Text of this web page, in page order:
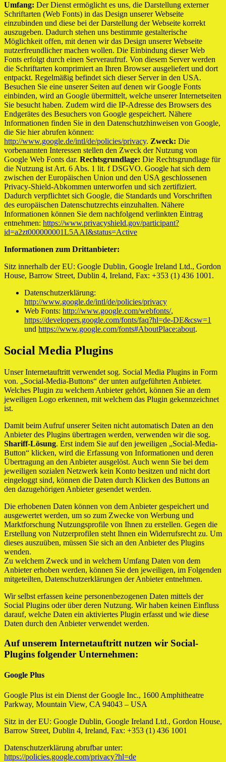
Umfang: Der Dienst ermöglicht es uns, die Darstellung externer
Schriftarten (Web Fonts) in das Design unserer Webseite
einzubinden und diese bei der Darstellung der Webseite korrekt
auszugeben. Dadurch stehen uns bestimmte gestalterische
Möglichkeit offen, mit denen wir das Design unserer Webseite
nutzerfreundlicher machen wollen. Die Einbindung dieser Web
Fonts erfolgt durch einen Serveraufruf. Von diesem Server werden
die Schriftarten komprimiert an Ihren Browser ausgeliefert und dort
entpackt. Regelmäßig befindet sich dieser Server in den USA.
Besuchen Sie eine unserer Seiten auf denen wir Google Fonts
einbinden, wird an Google übermittelt, welche unserer Internetseiten
Sie besucht haben. Zudem wird die IP-Adresse des Browsers des
Endgerätes des Besuchers von Google gespeichert. Nähere
Informationen finden Sie in den Datenschutzhinweisen von Google,
die Sie hier abrufen können:
http://www.google.de/intl/de/policies/privacy. Zweck: Die
vorbenannten Interessen stellen den Zweck der Nutzung von
Google Web Fonts dar. Rechtsgrundlage: Die Rechtsgrundlage für
die Nutzung ist Art. 6 Abs. 1 lit. f DSGVO. Google hat sich dem
zwischen der Europäischen Union und den USA geschlossenen
Privacy-Shield-Abkommen unterworfen und sich zertifiziert.
Dadurch verpflichtet sich Google, die Standards und Vorschriften
des europäischen Datenschutzrechts einzuhalten. Nähere
Informationen können Sie dem nachfolgend verlinkten Eintrag
entnehmen: https://www.privacyshield.gov/participant?
id=a2zt000000001L5AAI&status=Active
Informationen zum Drittanbieter:
Sitz innerhalb der EU: Google Dublin, Google Ireland Ltd., Gordon
House, Barrow Street, Dublin 4, Ireland, Fax: +353 (1) 436 1001.
Datenschutzerklärung:
http://www.google.de/intl/de/policies/privacy
Web Fonts: http://www.google.com/webfonts/,
https://developers.google.com/fonts/faq?hl=de-DE&csw=1
und https://www.google.com/fonts#AboutPlace:about.
Social Media Plugins
Unser Internetauftritt verwendet sog. Social Media Plugins in Form
von. „Social-Media-Buttons“ der unten aufgeführten Anbieter.
Welches Plugin zu welchem Anbieter gehört, können Sie an dem
jeweiligen Logo erkennen, mit welchem das Plugin gekennzeichnet
ist.
Damit beim Aufruf unserer Seiten nicht automatisch Daten an den
Anbieter des Plugins übertragen werden, verwenden wir die sog.
Shariff-Lösung. Erst indem Sie auf den jeweiligen „Social-Media-
Button“ klicken, wird die Erfassung von Informationen und deren
Übertragung an den Anbieter ausgelöst. Auch wenn Sie bei dem
jeweiligen sozialen Netzwerk kein Konto besitzen und nicht dort
eingeloggt sind, können die Daten durch Klicken des Buttons an
den dazugehörigen Anbieter gesendet werden.
Die erhobenen Daten können von dem Anbieter gespeichert und
ausgewertet werden, um so zum Zwecke von Werbung und
Marktforschung Nutzungsprofile von Ihnen zu erstellen. Gegen die
Erstellung von Nutzerprofilen steht Ihnen ein Widerrufsrecht zu. Um
dieses auszuüben, müssen Sie sich an den Anbieter des Plugins
wenden.
Zu welchem Zweck und in welchem Umfang Daten von dem
Anbieter erhoben werden, können Sie den jeweiligen, im Folgenden
mitgeteilten, Datenschutzerklärungen der Anbieter entnehmen.
Wir selbst erfassen keine personenbezogenen Daten mittels der
Social Plugins oder über deren Nutzung. Wir haben keinen Einfluss
darauf, welche Daten ein aktiviertes Plugin erfasst und wie diese
Daten durch den Anbieter verwendet werden.
Auf unserem Internetauftritt nutzen wir Social-
Plugins folgender Unternehmen:
Google Plus
Google Plus ist ein Dienst der Google Inc., 1600 Amphitheatre
Parkway, Mountain View, CA 94043 – USA
Sitz in der EU: Google Dublin, Google Ireland Ltd., Gordon House,
Barrow Street, Dublin 4, Ireland, Fax: +353 (1) 436 1001
Datenschutzerklärung abrufbar unter:
https://policies.google.com/privacy?hl=de